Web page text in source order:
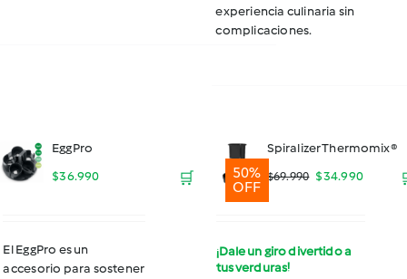
experiencia culinaria sin
complicaciones.
EggPro
$36.990 🛒
El EggPro es un
accesorio para sostener
50%
OFF
Spiralizer Thermomix®
$69.990 El
$34.990El
¡Dale un giro divertido a
tus verduras!